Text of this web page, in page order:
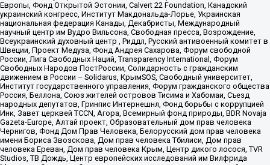
Европы, Фонд Открытой Эстонии, Calvert 22 Foundation, Канадский
украинский конгресс, Институт Макдональда-Лорье, Украинская
национальная федерация Канады, Декабристы, Международный
научный центр им Вудро Вильсона, Свободная пресса, Возрождение,
Всеукраинский духовный центр , Риддл, Русский антивоенный комитет в
Швеции, Проект Медуза, Фонд Андрея Сахарова, Форум свободной
России, Лига Свободных Наций, Transparеncy International, Форум
Свободных Народов ПостРоссии, Солидарность с гражданским
движением в России – Solidarus, КрымSOS, Свободный университет,
Институт государственного управления, Форум гражданского общества
Россия, Беллона, Союз жителей островов Тисима и Хабомаи, Съезд
народных депутатов, Гринпис Интернешнл, Фонд борьбы с коррупцией
Инк, Завет церквей TCCN, Агора, Всемирный фонд природы, BDR Novaja
Gazeta-Europe, Алтай проект, Образовательный дом прав человека
Чернигов, Фонд Дом Прав Человека, Белорусский дом прав человека
имени Бориса Звозскова, Дом прав человека Тбилиси, Дом прав
человека Ереван, Дом прав человека Крым, Центр дикого лосося, TVR
Studios, ТВ Дождь, Центр европейских исследований им Вилфрида